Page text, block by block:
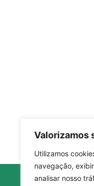
Valorizamos
Utilizamos
navegação,
analisar nosso